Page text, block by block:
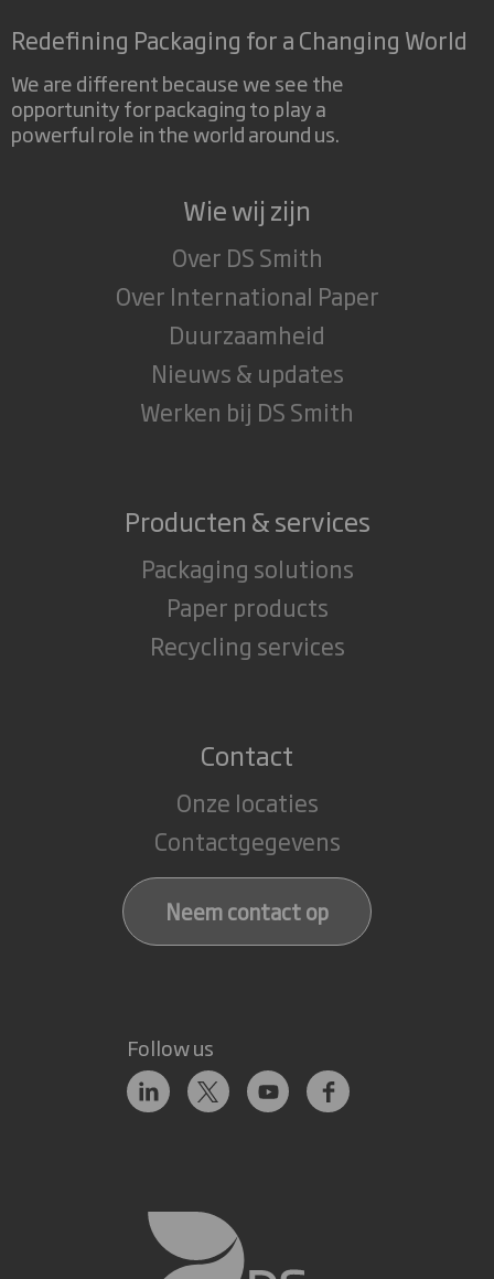
Redefining Packaging for a Changing World
We are different because we see the
opportunity for packaging to play a
powerful role in the world around us.
Wie wij zijn
Over DS Smith
Over International Paper
Duurzaamheid
Nieuws & updates
Werken bij DS Smith
Producten & services
Packaging solutions
Paper products
Recycling services
Contact
Onze locaties
Contactgegevens
Neem contact op
Follow us